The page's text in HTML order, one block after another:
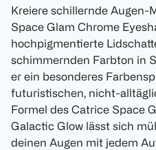
Kreiere schillernde Augen-
Space Glam Chrome
hochpigmentierte
schimmernden Farbton in
er ein besonderes
futuristischen, nicht-
Formel des Catrice Space
Galactic Glow lässt sich
deinen Augen mit jedem